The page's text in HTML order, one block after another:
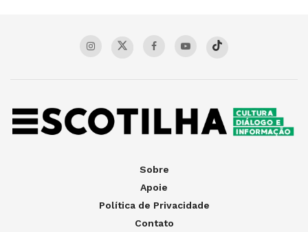
Sobre
Apoie
Política de Privacidade
Contato